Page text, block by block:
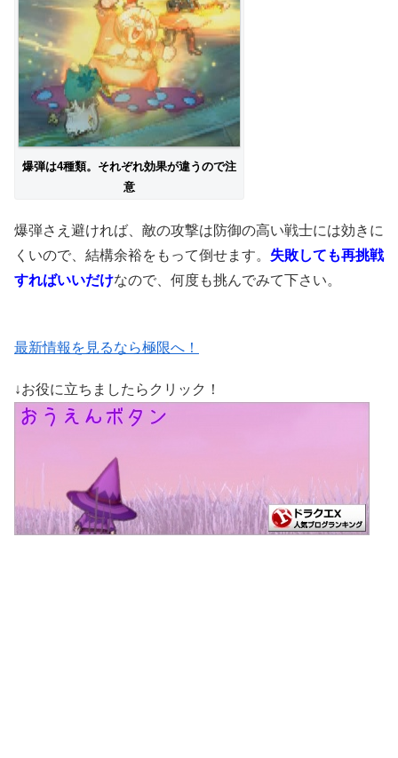
爆弾は4種類。それぞれ効果が違うので注
意
爆弾さえ避ければ、敵の攻撃は防御の高い戦士には効きに
くいので、結構余裕をもって倒せます。 失敗しても再挑戦
すればいいだけなので、何度も挑んでみて下さい。
最新情報を見るなら極限へ！
↓お役に立ちましたらクリック！